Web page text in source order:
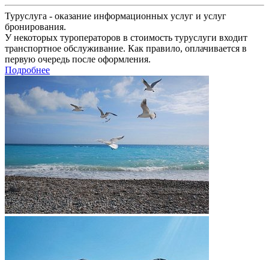
Туруслуга - оказание информационных услуг и услуг
бронирования.
У некоторых туроператоров в стоимость туруслуги входит
транспортное обслуживание. Как правило, оплачивается в
первую очередь после оформления.
Подробнее